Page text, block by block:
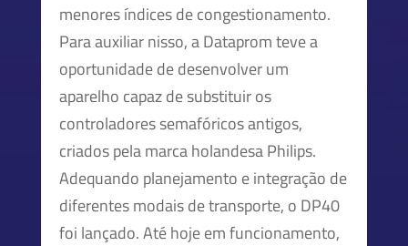
menores índices de congestionamento.
Para auxiliar nisso, a Dataprom teve a
oportunidade de desenvolver um
aparelho capaz de substituir os
controladores semafóricos antigos,
criados pela marca holandesa Philips.
Adequando planejamento e integração de
diferentes modais de transporte, o DP40
foi lançado. Até hoje em funcionamento,